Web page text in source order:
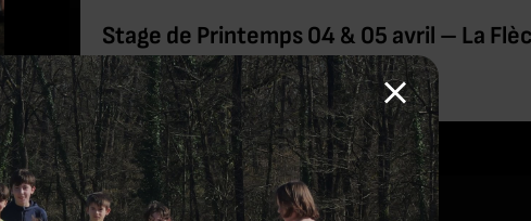
Stage de Printemps 04 & 05 avril – La
Lire la suite